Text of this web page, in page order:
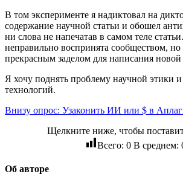
В том эксперименте я надиктовал на
содержание научной статьи и обошел
ни слова не напечатав в самом теле
неправильно воспринята сообществом,
прекрасным заделом для написания новой
Я хочу поднять проблему научной этики
технологий.
Внизу опрос: Узаконить ИИ или $ в
Щелкните ниже, чтобы
Всего: 0В среднем:
Об авторе